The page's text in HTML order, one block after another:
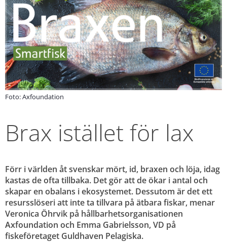
Foto: Axfoundation
Brax istället för lax
Förr i världen åt svenskar mört, id, braxen och löja, idag
kastas de ofta tillbaka. Det gör att de ökar i antal och
skapar en obalans i ekosystemet. Dessutom är det ett
resursslöseri att inte ta tillvara på ätbara fiskar, menar
Veronica Öhrvik på hållbarhetsorganisationen
Axfoundation och Emma Gabrielsson, VD på
fiskeföretaget Guldhaven Pelagiska.